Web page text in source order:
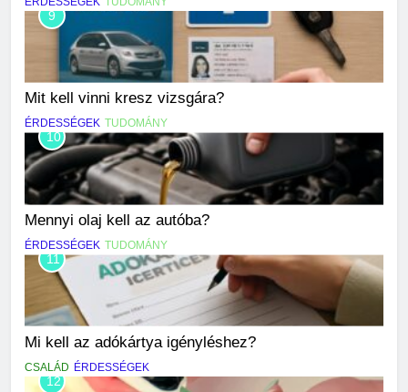
9
Mit kell vinni kresz vizsgára?
ÉRDESSÉGEK TUDOMÁNY
10
Mennyi olaj kell az autóba?
ÉRDESSÉGEK TUDOMÁNY
11
Mi kell az adókártya igényléshez?
CSALÁD ÉRDESSÉGEK
12